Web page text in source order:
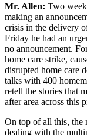
Mr. Allen: Two
making an
crisis in the delivery
Friday he had an
no announcement.
home care strike,
disrupted home care
talks with 400
retell the stories that
after area across this
On top of all this, the
dealing with the